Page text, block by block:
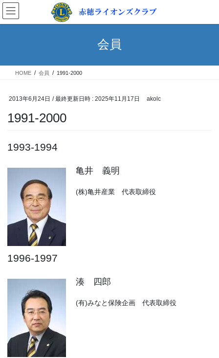
コ
ン
テ
ス
ナ
ビ
ゲ
ン
会員
HOME 会員 1991-2000
2013年6月24日 / 最終更新日時 : 2025年11月17日 akolc
1991-2000
1993-1994
亀井 義明
(株)亀井産業 代表取締役
1996-1997
湊 四郎
(有)みなと保険企画 代表取締役